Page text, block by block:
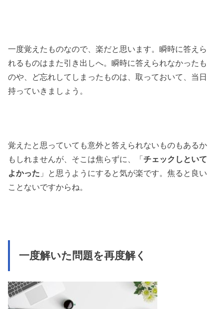
一度覚えたものなので、楽だと思います。瞬時に答えら
れるものはまた引き出しへ。瞬時に答えられなかったも
のや、ど忘れしてしまったものは、取っておいて、当日
持っていきましょう。
覚えたと思っていても意外と答えられないものもあるか
もしれませんが、そこは焦らずに、「チェックしといて
よかった 」と思うようにすると気が楽です。焦ると良い
ことないですからね。
一度解いた問題を再度解く